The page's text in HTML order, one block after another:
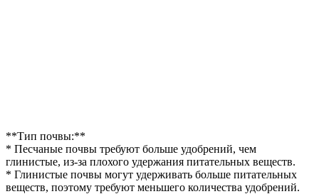
**Тип почвы:**
* Песчаные почвы требуют больше удобрений, чем
глинистые, из-за плохого удержания питательных веществ.
* Глинистые почвы могут удерживать больше питательных
веществ, поэтому требуют меньшего количества удобрений.